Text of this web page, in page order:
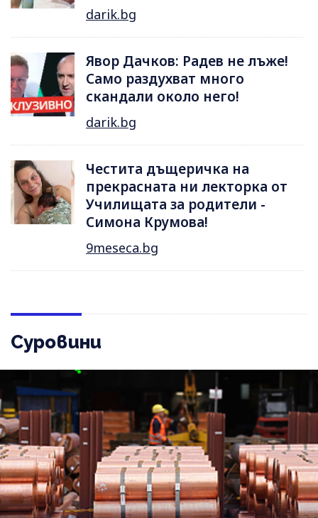
darik.bg
Явор Дачков: Радев не лъже!
Само раздухват много
скандали около него!
darik.bg
Честита дъщеричка на
прекрасната ни лекторка от
Училищата за родители -
Симона Крумова!
9meseca.bg
Суровини